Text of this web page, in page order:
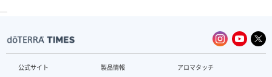
公式サイト
製品情報
アロマタッチ